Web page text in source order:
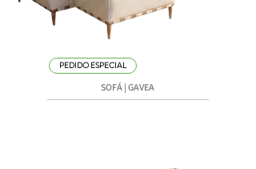
PEDIDO ESPECIAL
SOFÁ | GAVEA